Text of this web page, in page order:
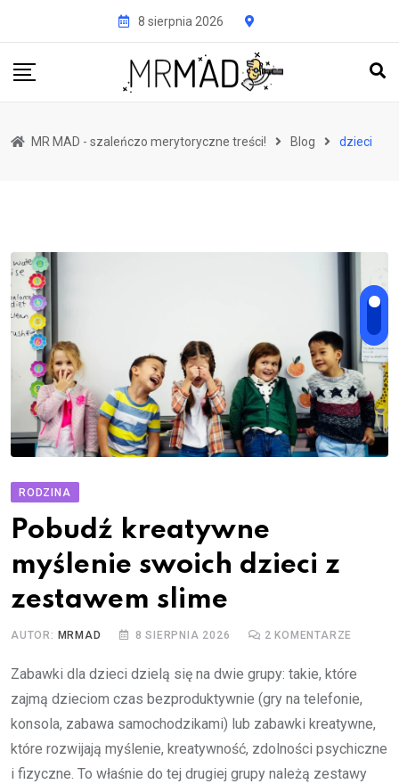
treści
8 sierpnia 2026
MR MAD - szaleńczo merytoryczne treści! Blog dzieci
RODZINA
Pobudź kreatywne
myślenie swoich dzieci z
zestawem slime
AUTOR: MRMAD 8 SIERPNIA 2026 2 KOMENTARZE
Zabawki dla dzieci dzielą się na dwie grupy: takie, które
zajmą dzieciom czas bezproduktywnie (gry na telefonie,
konsola, zabawa samochodzikami) lub zabawki kreatywne,
które rozwijają myślenie, kreatywność, zdolności psychiczne
i fizyczne. To właśnie do tej drugiej grupy należą zestawy